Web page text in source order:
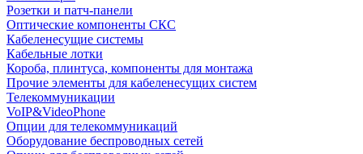
Розетки и патч-панели
Оптические компоненты СКС
Кабеленесущие системы
Кабельные лотки
Короба, плинтуса, компоненты для монтажа
Прочие элементы для кабеленесущих систем
Телекоммуникации
VoIP&VideoPhone
Опции для телекоммуникаций
Оборудование беспроводных сетей